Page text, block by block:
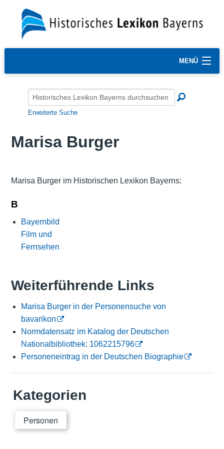
MENÜ
Erweiterte Suche
Marisa Burger
Marisa Burger im Historischen Lexikon Bayerns:
B
Bayernbild
Film und
Fernsehen
Weiterführende Links
Marisa Burger in der Personensuche von
bavarikon
Normdatensatz im Katalog der Deutschen
Nationalbibliothek: 1062215796
Personeneintrag in der Deutschen Biographie
Kategorien
Personen